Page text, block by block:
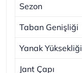
Sezon
Taban Genişliği
Yanak Yüksekliği
Jant Çapı